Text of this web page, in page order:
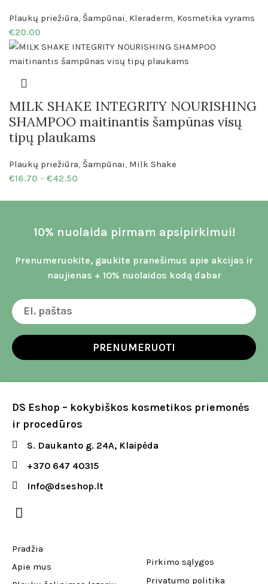
Plaukų priežiūra, Šampūnai, Kleraderm, Kosmetika vyrams
€20.00
MILK SHAKE INTEGRITY NOURISHING
SHAMPOO maitinantis šampūnas visų
tipų plaukams
Plaukų priežiūra, Šampūnai, Milk Shake
€16.70 – €42.50
10% nuolaida pirmam apsipirkimui!
Prenumeruokite, gaukite pranešimus apie akcijas ir
naujienas + 10% nuolaidos kodą dabar
PRENUMERUOTI
DS Eshop – kokybiškos kosmetikos priemonės
ir procedūros
S. Daukanto g. 24A, Klaipėda
+370 647 40315
Info@dseshop.lt
Pradžia
Apie mus
Pirkimo sąlygos
Privatumo politika